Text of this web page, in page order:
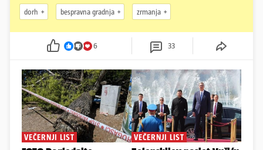
dorh bespravna gradnja zrmanja
6 33